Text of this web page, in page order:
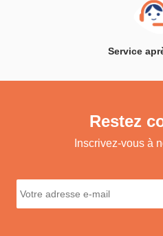
Service
Restez
Inscrivez-vous à